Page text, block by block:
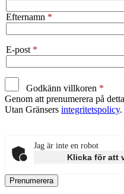
Efternamn
E-post
Godkänn villkoren
Genom att prenumerera på
Utan Gränsers integritetspolicy.
Jag är inte en robot
Klicka för att